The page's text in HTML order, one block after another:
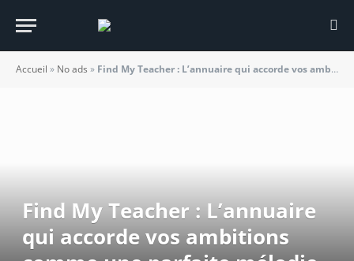
Accueil » No ads » Find My Teacher : L’annuaire qui accorde vos ambitions comme une parfaite mélodie
Find My Teacher : L’annuaire
qui accorde vos ambitions